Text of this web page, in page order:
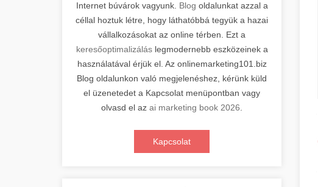
Internet búvárok vagyunk. Blog oldalunkat azzal a
céllal hoztuk létre, hogy láthatóbbá tegyük a hazai
vállalkozásokat az online térben. Ezt a
keresőoptimalizáláslegmodernebb eszközeinek a
használatával érjük el. Az onlinemarketing101.biz
Blog oldalunkon való megjelenéshez, kérünk küld
el üzenetedet a Kapcsolat menüpontban vagy
olvasd el az ai marketing book 2026
Kapcsolat